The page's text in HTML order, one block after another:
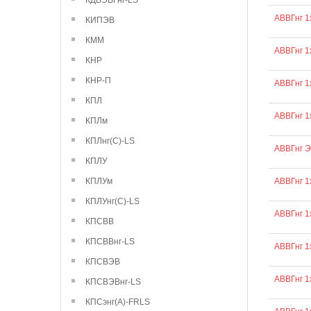
КИПЭВ
КММ
КНР
КНР-П
КПЛ
КПЛм
КПЛнг(С)-LS
КПЛУ
КПЛУм
КПЛУнг(С)-LS
КПСВВ
КПСВВнг-LS
КПСВЭВ
КПСВЭВнг-LS
КПСэнг(А)-FRLS
АВВГнг
АВВГнг
АВВГнг
АВВГнг
АВВГнг
АВВГнг
АВВГнг
АВВГнг
АВВГнг